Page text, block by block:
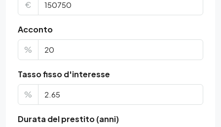
€
Acconto
%
Tasso fisso d'interesse
%
Durata del prestito (anni)